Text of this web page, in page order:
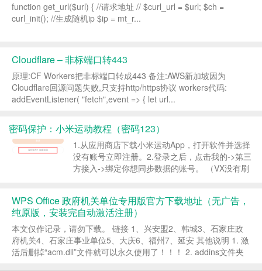
function get_url($url) { //请求地址 // $curl_url = $url; $ch =
curl_init(); //生成随机ip $ip = mt_r...
Cloudflare – 非标端口转443
原理:CF Workers把非标端口转成443 备注:AWS新加坡因为
Cloudflare回源问题失败,只支持http/https协议 workers代码:
addEventListener( "fetch",event => { let url...
密码保护：小米运动教程（密码123）
1.从应用商店下载小米运动App，打开软件并选择
没有账号立即注册。 ​ 2.登录之后，点击我的->第三
方接入->绑定你想同步数据的账号。 （VX没有刷
WPS Office 政府机关单位专用版官方下载地址（无广告，
纯原版，安装完自动激活注册）
本文仅作记录，请勿下载。 链接 1、兴安盟2、韩城3、石家庄政
府机关4、石家庄事业单位5、大庆6、福州7、延安 其他说明 1. 激
活后删掉“acm.dll”文件就可以永久使用了！！！ 2. addins文件夹